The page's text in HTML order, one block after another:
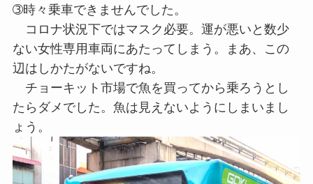
➂時々乗車できませんでした。
コロナ状況下ではマスク必要。運が悪いと数少
ない女性専用車両にあたってしまう。まあ、この
辺はしかたがないですね。
チョーキット市場で魚を買ってから乗ろうとし
たらダメでした。魚は見えないようにしまいまし
ょう。